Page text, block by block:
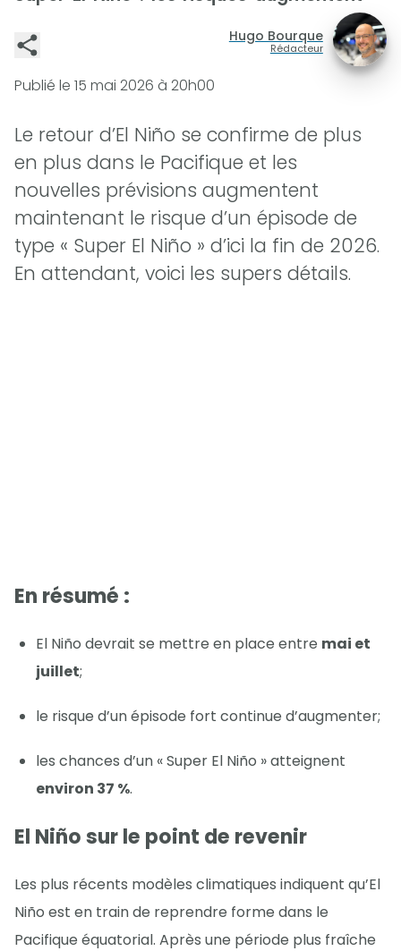
Hugo Bourque
Rédacteur
Publié le 15 mai 2026 à 20h00
Le retour d’El Niño se confirme de plus
en plus dans le Pacifique et les
nouvelles prévisions augmentent
maintenant le risque d’un épisode de
type « Super El Niño » d’ici la fin de 2026.
En attendant, voici les supers détails.
En résumé :
El Niño devrait se mettre en place entre mai et
juillet;
le risque d’un épisode fort continue d’augmenter;
les chances d’un « Super El Niño » atteignent
environ 37 %.
El Niño sur le point de revenir
Les plus récents modèles climatiques indiquent qu’El
Niño est en train de reprendre forme dans le
Pacifique équatorial. Après une période plus fraîche